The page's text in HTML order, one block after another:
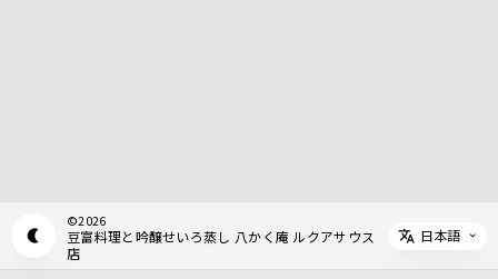
©2026
豆富料理と吟醸せいろ蒸し 八かく庵 ルクアサウス
店
Select
日本語
Appearance mode switch